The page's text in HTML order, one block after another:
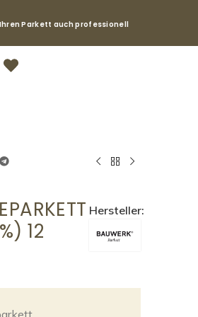
Parkett auch professionell
12
Hersteller: